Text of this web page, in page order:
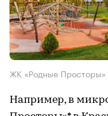
ЖК «Родные
Например, в